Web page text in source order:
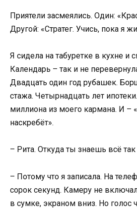
Приятели засмеялись. Один:
Другой: «Стратег. Учись, пока я
Я сидела на табуретке в кухне и
Календарь – так и не
Двадцать один год рубашек.
стажа. Четырнадцать лет
миллиона из моего кармана. И –
наскребёт».
– Рита. Откуда ты знаешь всё
– Потому что я записала. На
сорок секунд. Камеру не
в сумке, экраном вниз. Но голос